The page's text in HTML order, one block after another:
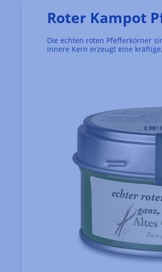
Roter Kampot
Die echten roten Pfefferkörner
innere Kern erzeugt eine